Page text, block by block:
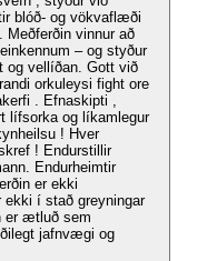
blóð- og vökvaflæði
vinnur að
– og styður
og vellíðan. Gott við
orkuleysi fight ore
. Efnaskipti ,
lífsorka og líkamlegur
! Hver
Endurheimtir
í stað greyningar
er ætluð sem
jafnvægi og